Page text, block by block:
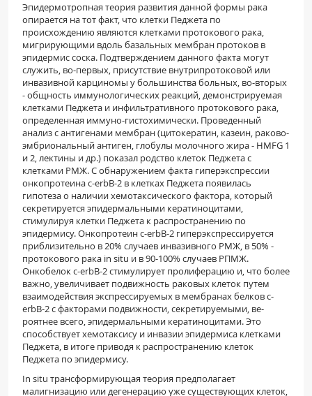
Эпидермотропная теория развития данной формы рака
опирается на тот факт, что клетки Педжета по
происхождению являются клетками протокового рака,
мигрирующими вдоль базальных мембран протоков в
эпидермис соска. Под­тверждением данного факта могут
служить, во-первых, присутствие внутрипротоковой или
инвазивной карциномы у большинства больных, во-вторых
- общность иммунологических реакций, демонстрируемая
клетками Педжета и инфильтративного протокового рака,
определенная иммуно-гистохимически. Проведенный
анализ с антигена­ми мембран (цитокератин, казеин, раково-
эмбриональный антиген, глобулы молочного жира - HMFG 1
и 2, лектины и др.) показал родство кле­ток Педжета с
клетками РМЖ. С обнаружением факта гиперэкспрессии
онкопротеина c-erbB-2 в клетках Педжета появилась
гипотеза о наличии хемотаксического фактора, который
секретируется эпидермальными кератиноцитами,
стимулируя клетки Педжета к распространению по
эпидерми­су. Онкопротеин c-erbB-2 гиперэкспрессируется
приблизительно в 20% случаев инвазивного РМЖ, в 50% -
протокового рака in situ и в 90-100% слу­чаев РПМЖ.
Онкобелок c-erbB-2 стимулирует пролиферацию и, что более
важно, увеличивает подвижность раковых клеток путем
взаимодействия экспрессируемых в мембранах белков c-
erbB-2 с факторами подвижности, секретируемыми, ве­
роятнее всего, эпидермальными кератиноцитами. Это
способствует хемотаксису и инвазии эпидер­миса клетками
Педжета, в итоге приводя к распро­странению клеток
Педжета по эпидермису.
In situ трансформирующая теория предпола­гает
малигнизацию или дегенерацию уже сущест­вующих клеток,